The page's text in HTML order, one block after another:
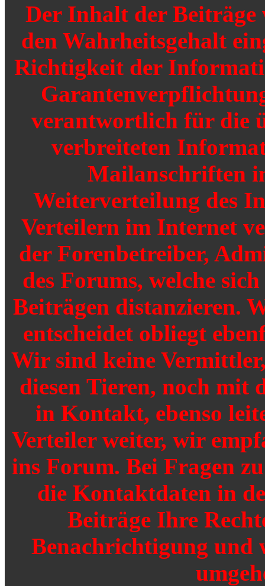
Der Inhalt der
den Wahrheitsgehalt
Richtigkeit der
verantwortlich für die
verbreiteten
Mailanschriften
Weiterverteilung des
Verteilern im Internet
der Forenbetreiber,
des Forums, welche
Beiträgen distanzieren.
entscheidet obliegt
Wir sind keine
diesen Tieren, noch mit
in Kontakt, ebenso
Verteiler weiter, wir
ins Forum. Bei Fragen
die Kontaktdaten in
Beiträge Ihre
Benachrichtigung und